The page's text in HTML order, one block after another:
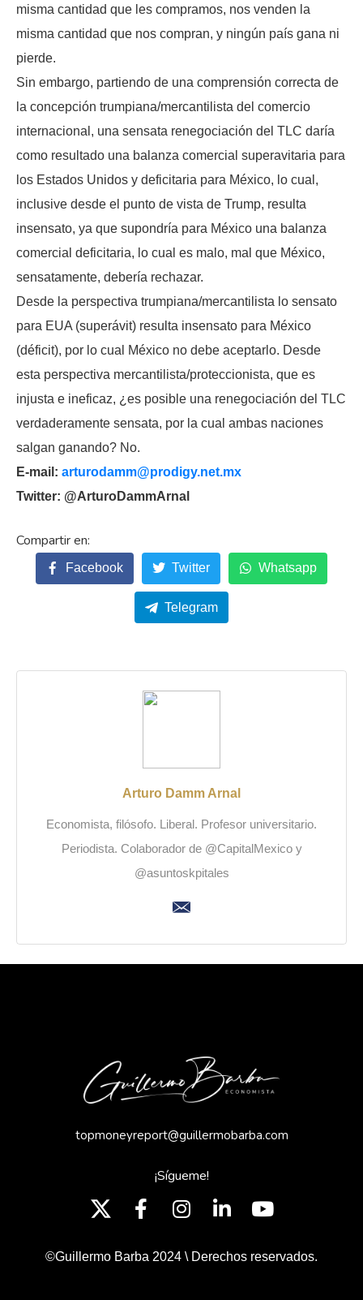
misma cantidad que les compramos, nos venden la
misma cantidad que nos compran, y ningún país gana ni
pierde.
Sin embargo, partiendo de una comprensión correcta de
la concepción trumpiana/mercantilista del comercio
internacional, una sensata renegociación del TLC daría
como resultado una balanza comercial superavitaria para
los Estados Unidos y deficitaria para México, lo cual,
inclusive desde el punto de vista de Trump, resulta
insensato, ya que supondría para México una balanza
comercial deficitaria, lo cual es malo, mal que México,
sensatamente, debería rechazar.
Desde la perspectiva trumpiana/mercantilista lo sensato
para EUA (superávit) resulta insensato para México
(déficit), por lo cual México no debe aceptarlo. Desde
esta perspectiva mercantilista/proteccionista, que es
injusta e ineficaz, ¿es posible una renegociación del TLC
verdaderamente sensata, por la cual ambas naciones
salgan ganando? No.
E-mail: arturodamm@prodigy.net.mx
Twitter: @ArturoDammArnal
Facebook Twitter Whatsapp
Telegram
Arturo Damm Arnal
Economista, filósofo. Liberal. Profesor universitario.
Periodista. Colaborador de @CapitalMexico y
@asuntoskpitales
topmoneyreport@guillermobarba.com
¡Sígueme!
©Guillermo Barba 2024 \ Derechos reservados.